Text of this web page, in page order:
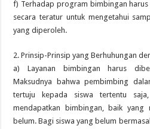
f) Terhadap program bimbingan harus
secara teratur untuk mengetahui
yang diperoleh.
2. Prinsip-Prinsip yang Berhuhungan
a) Layanan bimbingan harus
Maksudnya bahwa pembimbing
tertuju kepada siswa tertentu
mendapatkan bimbingan, baik yang
belum. Bagi siswa yang belum